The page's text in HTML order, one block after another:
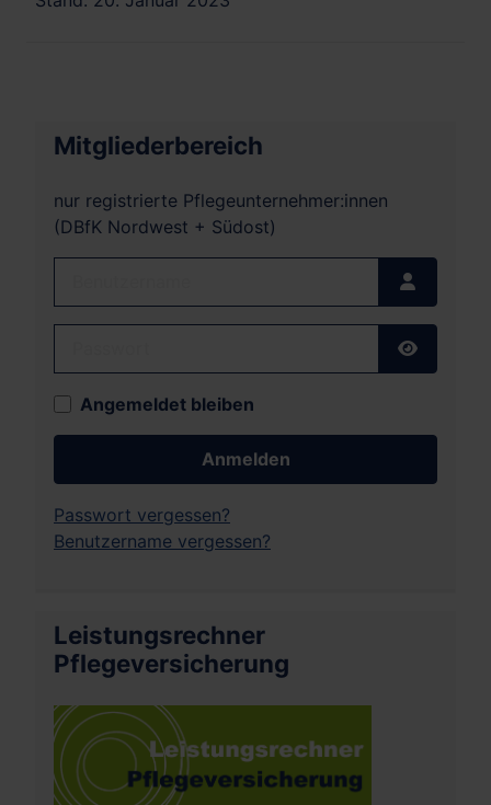
Mitgliederbereich
nur registrierte Pflegeunternehmer:innen
(DBfK Nordwest + Südost)
Angemeldet bleiben
Anmelden
Passwort vergessen?
Benutzername vergessen?
Leistungsrechner
Pflegeversicherung